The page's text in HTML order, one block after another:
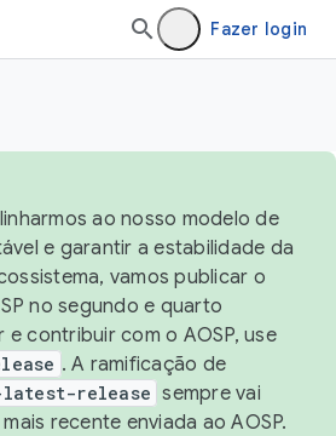
Fazer login
ao nosso modelo de
e garantir a estabilidade da
vamos publicar o
no segundo e quarto
contribuir com o AOSP, use
. A ramificação de
latest-release sempre vai
recente enviada ao AOSP.